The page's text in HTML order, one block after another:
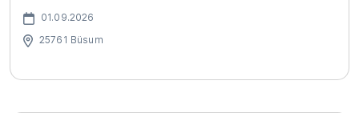
01.09.2026
25761 Büsum